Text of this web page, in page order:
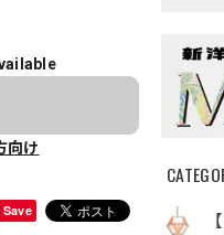
向け
Save